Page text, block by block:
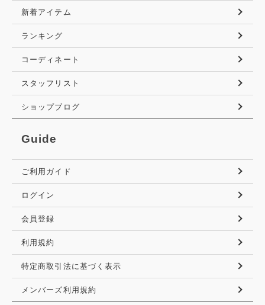
新着アイテム
ランキング
コーディネート
スタッフリスト
ショップブログ
Guide
ご利用ガイド
ログイン
会員登録
利用規約
特定商取引法に基づく表示
メンバーズ利用規約